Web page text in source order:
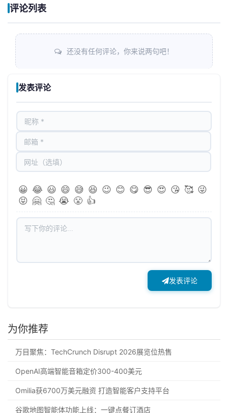
评论列表
还没有任何评论，你来说两句吧！
发表评论
😀 😂 😃 😄 😅 😆 😉 😊 😋 😎 😍 😘 🥰 😜
😝 🤗 🤔 😭 😤 👍
发表评论
为你推荐
万目聚焦：TechCrunch Disrupt 2026展览位热售
OpenAI高端智能音箱定价300-400美元
Omilia获6700万美元融资 打造智能客户支持平台
谷歌地图智能体功能上线：一键点餐订酒店